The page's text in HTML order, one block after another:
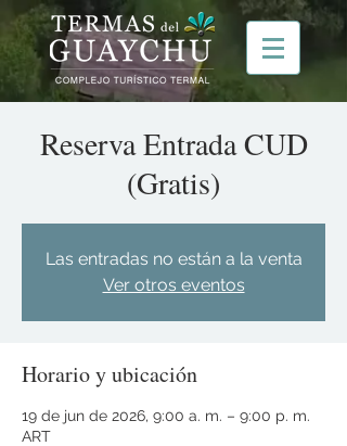
Reserva Entrada CUD
(Gratis)
Las entradas no están a la venta
Ver otros eventos
Horario y ubicación
19 de jun de 2026, 9:00 a. m. – 9:00 p. m.
ART